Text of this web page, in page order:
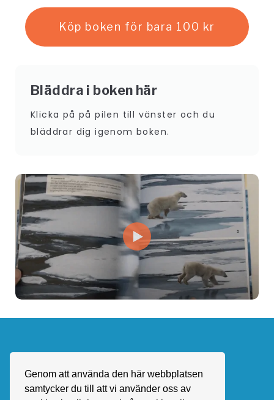
Genom att använda den här webbplatsen
samtycker du till att vi använder oss av
Köp boken för bara 100 kr
Bläddra i boken här
Klicka på på pilen till vänster och du
bläddrar dig igenom boken.
anders@andersandersson.se